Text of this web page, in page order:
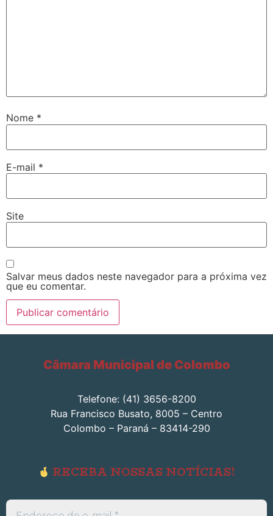
Nome *
E-mail *
Site
Salvar meus dados neste navegador para a próxima vez
que eu comentar.
Câmara Municipal de Colombo
Telefone: (41) 3656-8200
Rua Francisco Busato, 8005 – Centro
Colombo – Paraná – 83414-290
RECEBA NOSSAS NOTÍCIAS!
Endereço